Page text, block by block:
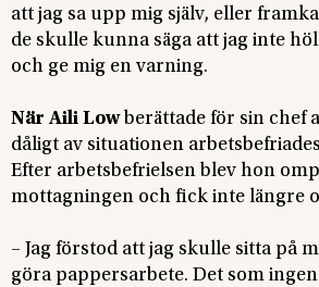
att jag sa upp mig själv, eller
de skulle kunna säga att jag inte
och ge mig en varning.
När Aili Lowberättade för sin chef
dåligt av situationen
Efter arbetsbefrielsen blev hon
mottagningen och fick inte längre
– Jag förstod att jag skulle sitta på
göra pappersarbete. Det som